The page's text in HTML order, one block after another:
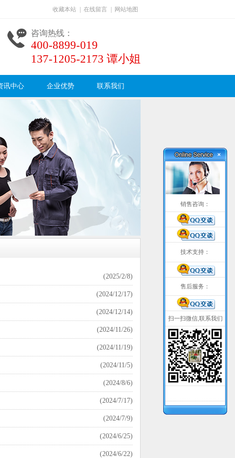
收藏本站 在线留言 网站地图
咨询热线：
400-8899-019
137-1205-2173 谭小姐
讯中心 企业优势 联系我们
(2025/2/8)
(2024/12/17)
(2024/12/14)
(2024/11/26)
(2024/11/19)
(2024/11/5)
(2024/8/6)
(2024/7/17)
(2024/7/9)
(2024/6/25)
(2024/6/22)
×
销售咨询：
技术支持：
售后服务：
扫一扫微信,联系我们